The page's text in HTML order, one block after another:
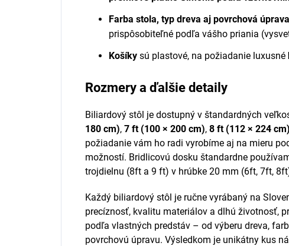
Farba stola, typ dreva aj povrchová
prispôsobiteľné podľa vášho priania (
Košíky sú plastové, na požiadanie luxusné
Rozmery a ďalšie detaily
Biliardový stôl je dostupný v štandardných
180 cm), 7 ft (100 × 200 cm), 8 ft (112 × 224 cm)
požiadanie vám ho radi vyrobíme aj na mieru
možností. Bridlicovú dosku štandardne
trojdielnu (8ft a 9 ft) v hrúbke 20 mm (6ft, 7ft,
Každý biliardový stôl je ručne vyrábaný na
precíznosť, kvalitu materiálov a dlhú životnosť,
podľa vlastných predstáv – od výberu dreva,
povrchovú úpravu. Výsledkom je unikátny kus